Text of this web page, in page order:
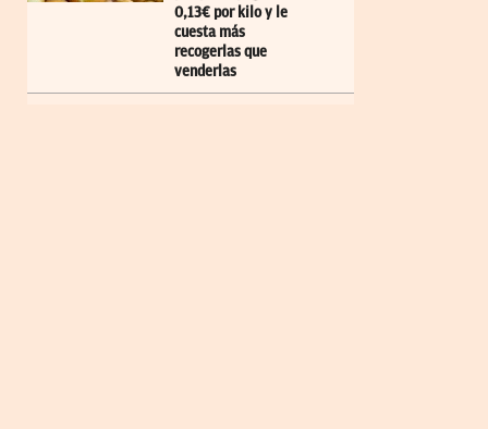
0,13€ por kilo y le
cuesta más
recogerlas que
venderlas